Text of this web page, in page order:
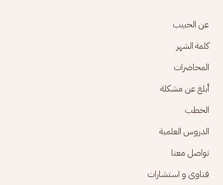
Footer menu
عن الحبيب
كلمة الشهر
المحاضرات
أبلغ عن مشكلة
الخطب
الدروس العلمية
تواصل معنا
فتاوى و استشارات